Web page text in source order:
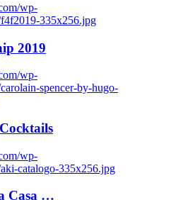
wp-
335x256.jpg
2019
wp-
spencer-by-hugo-
wp-
catalogo-335x256.jpg
Casa …